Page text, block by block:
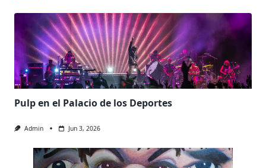
Pulp en el Palacio de los Deportes
Admin Jun 3, 2026